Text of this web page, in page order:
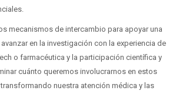
mecanismos de intercambio para apoyar una
en la investigación con la experiencia de
o farmacéutica y la participación científica y
cuánto queremos involucrarnos en estos
nuestra atención médica y las